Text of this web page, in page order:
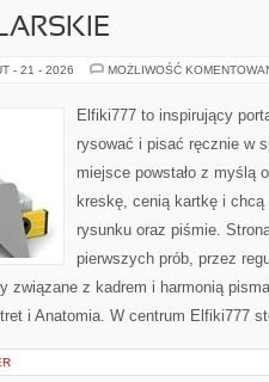
- 21 - 2026 MOŻLIWOŚĆ
Elfiki777 to inspirujący
rysować i pisać ręcznie w
miejsce powstało z myślą
kreskę, cenią kartkę i chcą
rysunku oraz piśmie.
pierwszych prób, przez
związane z kadrem i harmonią
i Anatomia. W centrum Elfiki777